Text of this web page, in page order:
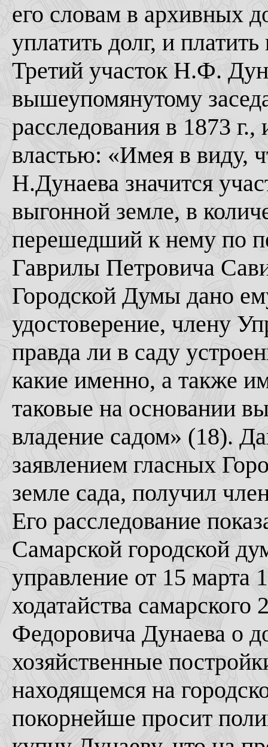
его словам в архивных
уплатить долг, и
Третий участок Н.Ф.
вышеупомянутому
расследования в 1873
властью: «Имея в виду,
Н.Дунаева значится
выгонной земле, в
перешедший к нему по
Гаврилы Петровича
Городской Думы дано
удостоверение, члену
правда ли в саду
какие именно, а также
таковые на основании
владение садом» (18).
заявлением гласных
земле сада, получил
Его расследование
Самарской городской
управление от 15 марта
ходатайства
Федоровича Дунаева о
хозяйственные
находящемся на
покорнейше просит